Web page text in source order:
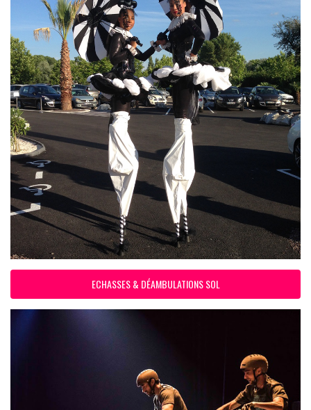
ECHASSES & DÉAMBULATIONS SOL